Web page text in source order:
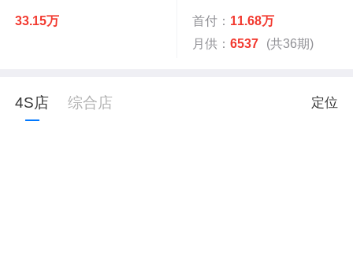
33.15万 首付： 11.68万
月供： 6537 (共36期)
4S店 综合店 定位